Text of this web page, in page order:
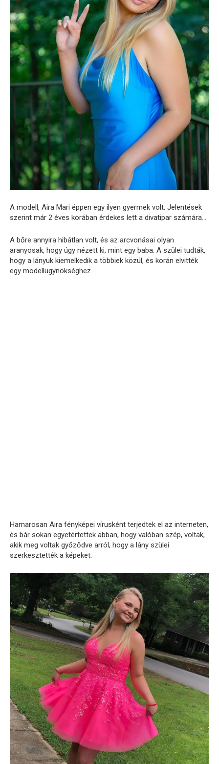
A modell, Aira Mari éppen egy ilyen gyermek volt. Jelentések
szerint már 2 éves korában érdekes lett a divatipar számára…
A bőre annyira hibátlan volt, és az arcvonásai olyan
aranyosak, hogy úgy nézett ki, mint egy baba. A szülei tudták,
hogy a lányuk kiemelkedik a többiek közül, és korán elvitték
egy modellügynökséghez.
Hamarosan Aira fényképei vírusként terjedtek el az interneten,
és bár sokan egyetértettek abban, hogy valóban szép, voltak,
akik meg voltak győződve arról, hogy a lány szülei
szerkesztették a képeket.